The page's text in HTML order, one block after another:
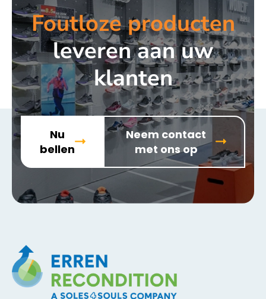
Foutloze producten
leveren aan uw
klanten
Nu
bellen
Neem contact
met ons op